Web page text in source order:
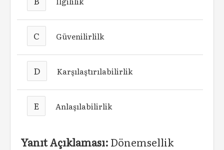
C Güvenilirlilk
D Karşılaştırılabilirlik
E Anlaşılabilirlik
Yanıt Açıklaması: Dönemsellik